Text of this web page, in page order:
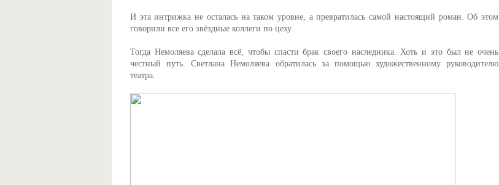
И эта интрижка не осталась на таком уровне, а превратилась самой настоящий роман. Об этом
говорили все его звёздные коллеги по цеху.
Тогда Немоляева сделала всё, чтобы спасти брак своего наследника. Хоть и это был не очень
честный путь. Светлана Немоляева обратилась за помощью художественному руководителю
театра.